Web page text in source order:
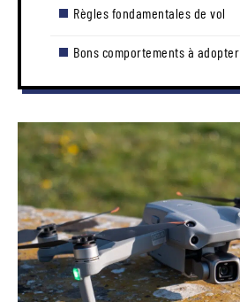
Règles fondamentales de vol
Bons comportements à adopter